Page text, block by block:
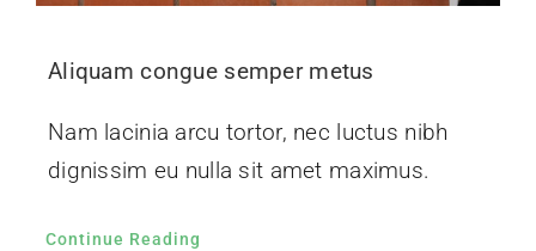
Aliquam congue semper metus
Nam lacinia arcu tortor, nec luctus nibh
dignissim eu nulla sit amet maximus.
Continue Reading